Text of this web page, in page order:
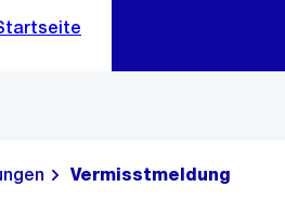
Vermisstmeldung